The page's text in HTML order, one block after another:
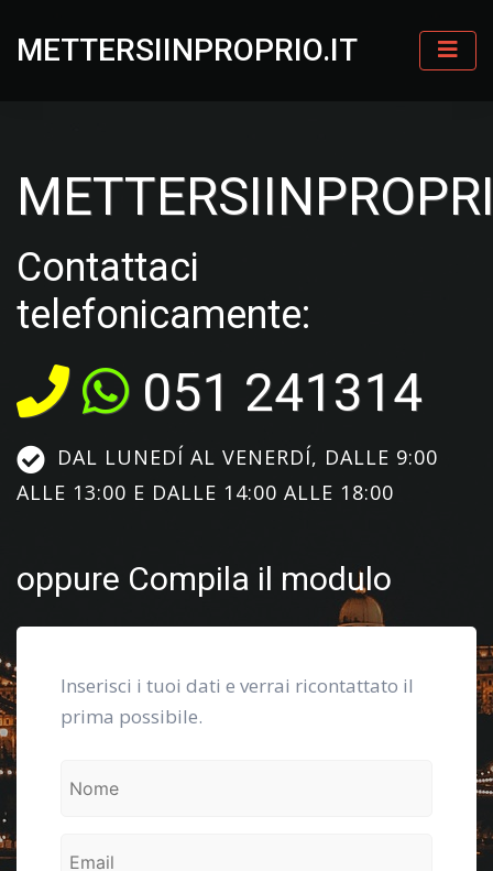
METTERSIINPROPRIO.IT
Contattaci
telefonicamente:
051 241314
DAL LUNEDÍ AL VENERDÍ, DALLE 9:00
ALLE 13:00 E DALLE 14:00 ALLE 18:00
oppure Compila il modulo
Inserisci i tuoi dati e verrai ricontattato il
prima possibile.